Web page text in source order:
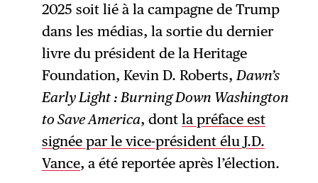
2025 soit lié à la campagne de Trump
dans les médias, la sortie du dernier
livre du président de la Heritage
Foundation, Kevin D. Roberts,Dawn’s
Early Light : Burning Down Washington
to Save America, dont la préface est
signée par le vice-président élu J.D.
Vance, a été reportée après l’élection.